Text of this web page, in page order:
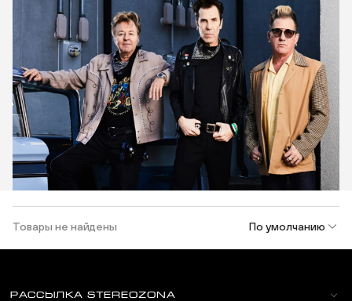
Товары не найдены По умолчанию
РАССЫЛКА STEREOZONA